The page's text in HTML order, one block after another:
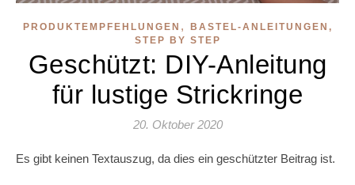
PRODUKTEMPFEHLUNGEN ,
BASTEL-ANLEITUNGEN,
STEP BY STEP
Geschützt: DIY-Anleitung
für lustige Strickringe
20. Oktober 2020
Es gibt keinen Textauszug, da dies ein geschützter Beitrag ist.